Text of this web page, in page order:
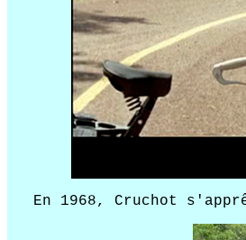
En 1968, Cruchot